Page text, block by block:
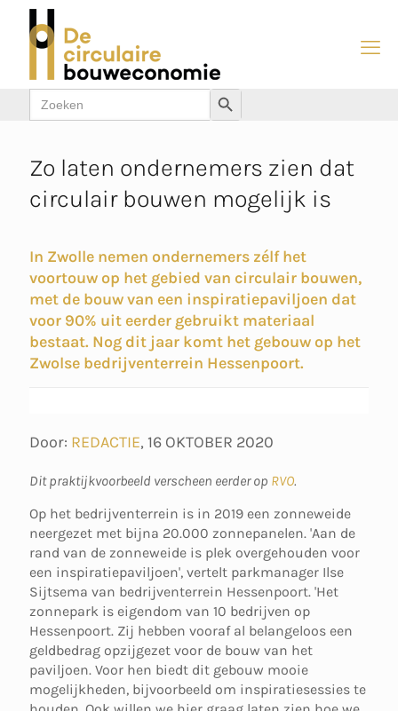
Zoek
naar:
Zoekknop
Zo laten ondernemers zien dat
circulair bouwen mogelijk is
In Zwolle nemen ondernemers zélf het
voortouw op het gebied van circulair bouwen,
met de bouw van een inspiratiepaviljoen dat
voor 90% uit eerder gebruikt materiaal
bestaat. Nog dit jaar komt het gebouw op het
Zwolse bedrijventerrein Hessenpoort.
Door: REDACTIE, 16 OKTOBER 2020
Dit praktijkvoorbeeld verscheen eerder op RVO.
Op het bedrijventerrein is in 2019 een zonneweide
neergezet met bijna 20.000 zonnepanelen. 'Aan de
rand van de zonneweide is plek overgehouden voor
een inspiratiepaviljoen', vertelt parkmanager Ilse
Sijtsema van bedrijventerrein Hessenpoort. 'Het
zonnepark is eigendom van 10 bedrijven op
Hessenpoort. Zij hebben vooraf al belangeloos een
geldbedrag opzijgezet voor de bouw van het
paviljoen. Voor hen biedt dit gebouw mooie
mogelijkheden, bijvoorbeeld om inspiratiesessies te